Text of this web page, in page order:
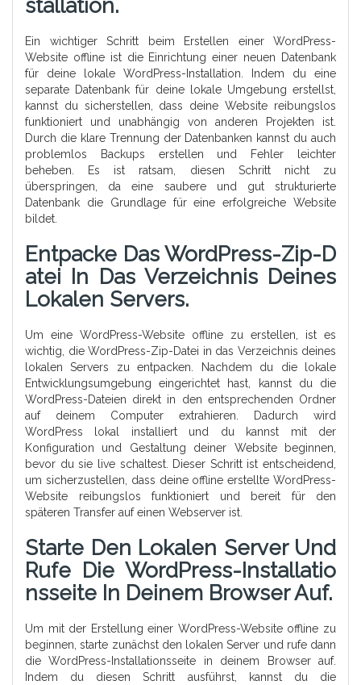
Stallation.
Ein wichtiger Schritt beim Erstellen einer WordPress-
Website offline ist die Einrichtung einer neuen Datenbank
für deine lokale WordPress-Installation. Indem du eine
separate Datenbank für deine lokale Umgebung erstellst,
kannst du sicherstellen, dass deine Website reibungslos
funktioniert und unabhängig von anderen Projekten ist.
Durch die klare Trennung der Datenbanken kannst du auch
problemlos Backups erstellen und Fehler leichter
beheben. Es ist ratsam, diesen Schritt nicht zu
überspringen, da eine saubere und gut strukturierte
Datenbank die Grundlage für eine erfolgreiche Website
bildet.
Entpacke Das WordPress-Zip-D
Atei In Das Verzeichnis Deines
Lokalen Servers.
Um eine WordPress-Website offline zu erstellen, ist es
wichtig, die WordPress-Zip-Datei in das Verzeichnis deines
lokalen Servers zu entpacken. Nachdem du die lokale
Entwicklungsumgebung eingerichtet hast, kannst du die
WordPress-Dateien direkt in den entsprechenden Ordner
auf deinem Computer extrahieren. Dadurch wird
WordPress lokal installiert und du kannst mit der
Konfiguration und Gestaltung deiner Website beginnen,
bevor du sie live schaltest. Dieser Schritt ist entscheidend,
um sicherzustellen, dass deine offline erstellte WordPress-
Website reibungslos funktioniert und bereit für den
späteren Transfer auf einen Webserver ist.
Starte Den Lokalen Server Und
Rufe Die WordPress-Installatio
Nsseite In Deinem Browser Auf.
Um mit der Erstellung einer WordPress-Website offline zu
beginnen, starte zunächst den lokalen Server und rufe dann
die WordPress-Installationsseite in deinem Browser auf.
Indem du diesen Schritt ausführst, kannst du die